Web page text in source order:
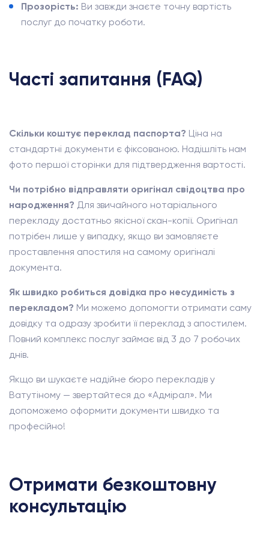
Прозорість: Ви завжди знаєте точну вартість
послуг до початку роботи.
Часті запитання (FAQ)
Скільки коштує переклад паспорта? Ціна на
стандартні документи є фіксованою. Надішліть нам
фото першої сторінки для підтвердження вартості.
Чи потрібно відправляти оригінал свідоцтва про
народження? Для звичайного нотаріального
перекладу достатньо якісної скан-копії. Оригінал
потрібен лише у випадку, якщо ви замовляєте
проставлення апостиля на самому оригіналі
документа.
Як швидко робиться довідка про несудимість з
перекладом? Ми можемо допомогти отримати саму
довідку та одразу зробити її переклад з апостилем.
Повний комплекс послуг займає від 3 до 7 робочих
днів.
Якщо ви шукаєте надійне бюро перекладів у
Ватутіному — звертайтеся до «Адмірал». Ми
допоможемо оформити документи швидко та
професійно!
Отримати безкоштовну
консультацію